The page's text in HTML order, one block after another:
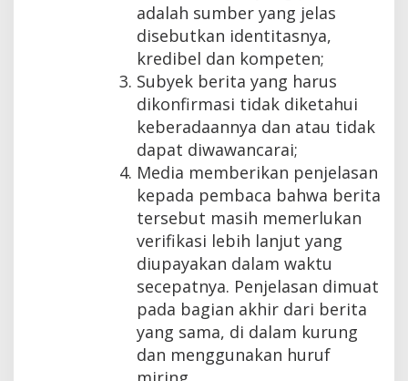
adalah sumber yang jelas
disebutkan identitasnya,
kredibel dan kompeten;
Subyek berita yang harus
dikonfirmasi tidak diketahui
keberadaannya dan atau tidak
dapat diwawancarai;
Media memberikan penjelasan
kepada pembaca bahwa berita
tersebut masih memerlukan
verifikasi lebih lanjut yang
diupayakan dalam waktu
secepatnya. Penjelasan dimuat
pada bagian akhir dari berita
yang sama, di dalam kurung
dan menggunakan huruf